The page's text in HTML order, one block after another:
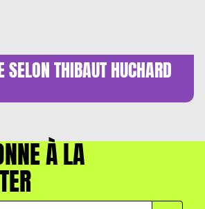
SELON THIBAUT HUCHARD
À LA